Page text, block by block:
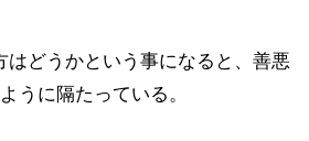
はどうかという事になると、善悪
うに隔たっている。